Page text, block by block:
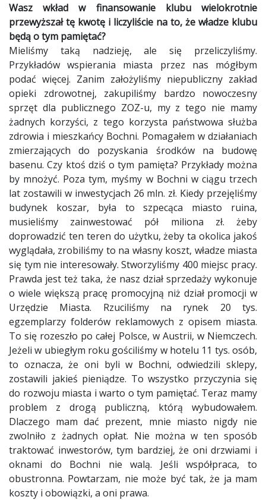
Wasz wkład w finansowanie klubu wielokrotnie
przewyższał tę kwotę i liczyliście na to, że władze klubu
będą o tym pamiętać?
Mieliśmy taką nadzieję, ale się przeliczyliśmy.
Przykładów wspierania miasta przez nas mógłbym
podać więcej. Zanim założyliśmy niepubliczny zakład
opieki zdrowotnej, zakupiliśmy bardzo nowoczesny
sprzęt dla publicznego ZOZ-u, my z tego nie mamy
żadnych korzyści, z tego korzysta państwowa służba
zdrowia i mieszkańcy Bochni. Pomagałem w działaniach
zmierzających do pozyskania środków na budowę
basenu. Czy ktoś dziś o tym pamięta? Przykłady można
by mnożyć. Poza tym, myśmy w Bochni w ciągu trzech
lat zostawili w inwestycjach 26 mln. zł. Kiedy przejęliśmy
budynek koszar, była to szpecąca miasto ruina,
musieliśmy zainwestować pół miliona zł. żeby
doprowadzić ten teren do użytku, żeby ta okolica jakoś
wyglądała, zrobiliśmy to na własny koszt, władze miasta
się tym nie interesowały. Stworzyliśmy 400 miejsc pracy.
Prawda jest też taka, że nasz dział sprzedaży wykonuje
o wiele większą pracę promocyjną niż dział promocji w
Urzędzie Miasta. Rzuciliśmy na rynek 20 tys.
egzemplarzy folderów reklamowych z opisem miasta.
To się rozeszło po całej Polsce, w Austrii, w Niemczech.
Jeżeli w ubiegłym roku gościliśmy w hotelu 11 tys. osób,
to oznacza, że oni byli w Bochni, odwiedzili sklepy,
zostawili jakieś pieniądze. To wszystko przyczynia się
do rozwoju miasta i warto o tym pamiętać. Teraz mamy
problem z drogą publiczną, którą wybudowałem.
Dlaczego mam dać prezent, mnie miasto nigdy nie
zwolniło z żadnych opłat. Nie można w ten sposób
traktować inwestorów, tym bardziej, że oni drzwiami i
oknami do Bochni nie walą. Jeśli współpraca, to
obustronna. Powtarzam, nie może być tak, że ja mam
koszty i obowiązki, a oni prawa.